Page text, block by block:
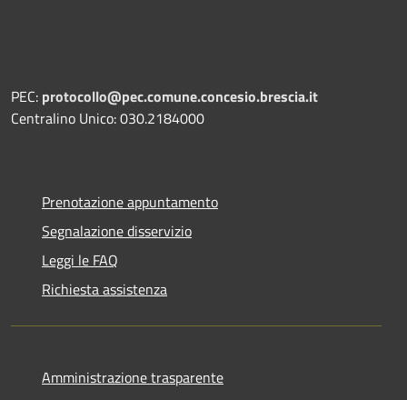
PEC: protocollo@pec.comune.concesio.brescia.it
Centralino Unico: 030.2184000
Prenotazione appuntamento
Segnalazione disservizio
Leggi le FAQ
Richiesta assistenza
Amministrazione trasparente